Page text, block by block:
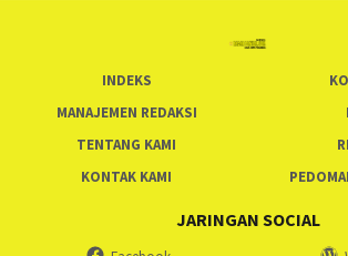
INDEKS
MANAJEMEN REDAKSI
TENTANG KAMI
KONTAK KAMI
JARINGAN SOCIAL